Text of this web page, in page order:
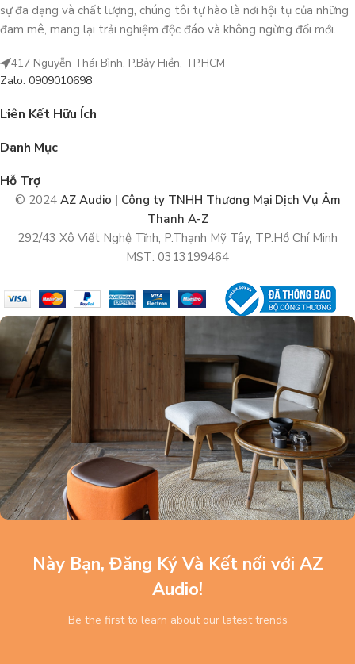
sự đa dạng và chất lượng, chúng tôi tự hào là nơi hội tụ của những
đam mê, mang lại trải nghiệm độc đáo và không ngừng đổi mới.
417 Nguyễn Thái Bình, P.Bảy Hiền, TP.HCM
Zalo: 0909010698
Liên Kết Hữu Ích
Danh Mục
Hỗ Trợ
© 2024 AZ Audio | Công ty TNHH Thương Mại Dịch Vụ Âm
Thanh A-Z
292/43 Xô Viết Nghệ Tĩnh, P.Thạnh Mỹ Tây, TP.Hồ Chí Minh
MST: 0313199464
Này Bạn, Đăng Ký Và Kết nối với AZ
Audio!
Be the first to learn about our latest trends